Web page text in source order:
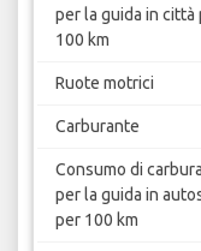
per la guida in città
100 km
Ruote motrici
Carburante
Consumo di
per la guida in
per 100 km